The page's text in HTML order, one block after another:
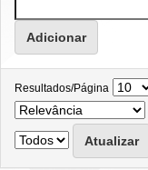
Resultados/Página